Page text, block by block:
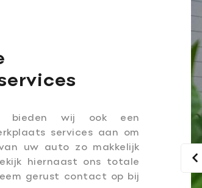
bieden wij ook een
services aan om
uw auto zo makkelijk
hiernaast ons totale
gerust contact op bij